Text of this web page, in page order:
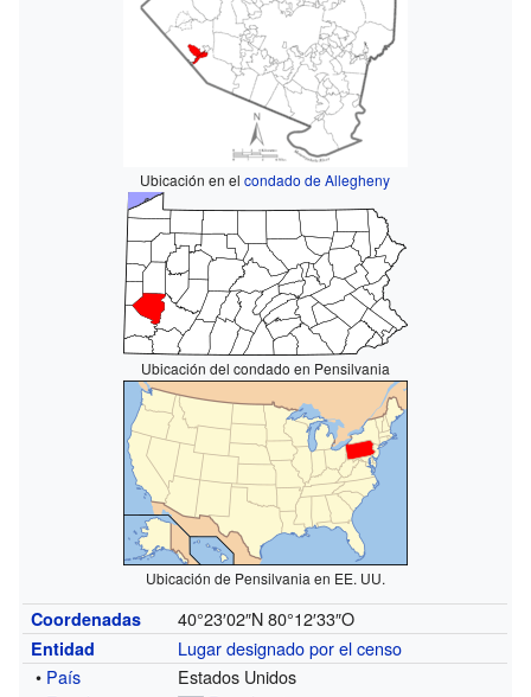
Ubicación en elcondado de Allegheny
Ubicación del condado en Pensilvania
Ubicación de Pensilvania en EE. UU.
Coordenadas 40°23′02″N 80°12′33″O
Entidad
Lugar designado por el censo
• País
Estados Unidos